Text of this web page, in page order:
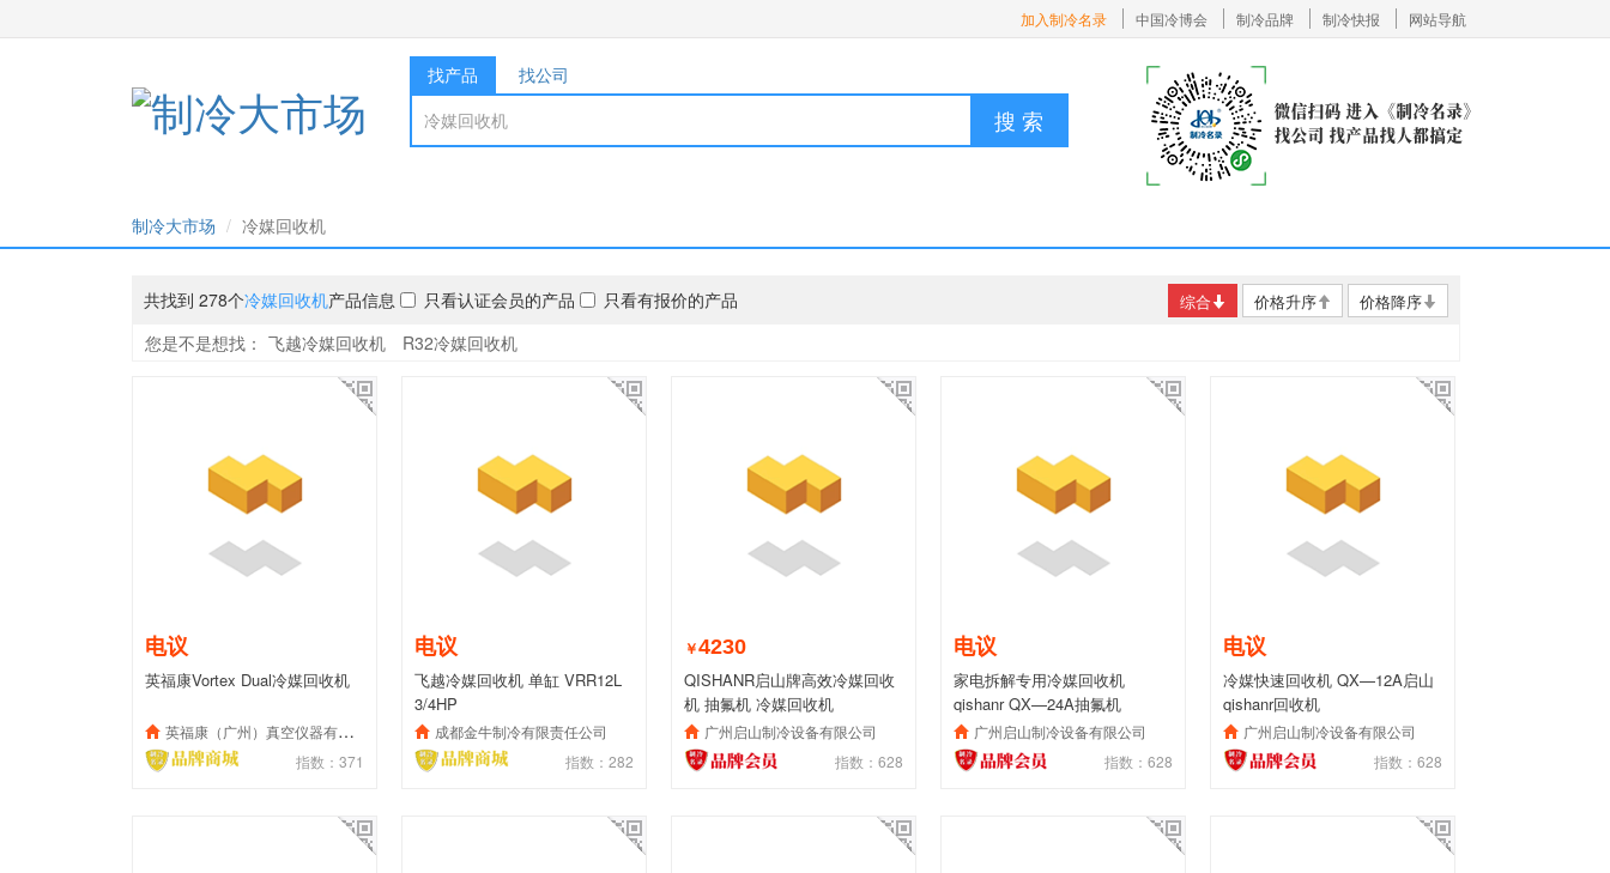
加入制冷名录 中国冷博会 制冷品牌 制冷快报 网站导航
找产品 找公司
搜 索
制冷大市场 冷媒回收机
共找到 278个冷媒回收机产品信息 只看认证会员的产品 只看有报价的产品 综合 价格升序 价格降序
您是不是想找： 飞越冷媒回收机 R32冷媒回收机
电议
英福康Vortex Dual冷媒回收机
英福康（广州）真空仪器有限公司
指数：371
电议
飞越冷媒回收机 单缸 VRR12L
3/4HP
成都金牛制冷有限责任公司
指数：282
￥4230
QISHANR启山牌高效冷媒回收
机 抽氟机 冷媒回收机
广州启山制冷设备有限公司
指数：628
电议
家电拆解专用冷媒回收机
qishanr QX—24A抽氟机
广州启山制冷设备有限公司
指数：628
电议
冷媒快速回收机 QX—12A启山
qishanr回收机
广州启山制冷设备有限公司
指数：628